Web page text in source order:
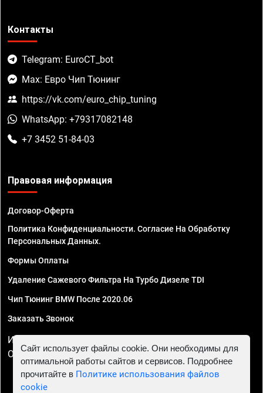
Контакты
Telegram: EuroCT_bot
Max: Евро Чип Тюнинг
https://vk.com/euro_chip_tuning
WhatsApp: +79317082148
+7 3452 51-84-03
Правовая информация
Договор-Оферта
Политика Конфиденциальности. Согласие На Обработку
Персональных Данных.
Формы Оплаты
Удаление Сажевого Фильтра На Турбо Дизеле TDI
Чип Тюнинг BMW После 2020.06
Заказать Звонок
ИП Смирнов Георгий Павлович. ИНН 781302555843,
ОГРНИП 324470400032610
Сайт использует файлы cookie. Они необходимы для
оптимальной работы сайтов и сервисов. Подробнее
прочитайте в Политике использования файлов
cookie